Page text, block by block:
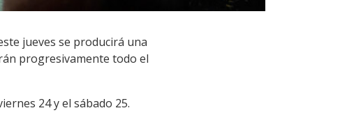
jueves se producirá una
progresivamente todo el
24 y el sábado 25.